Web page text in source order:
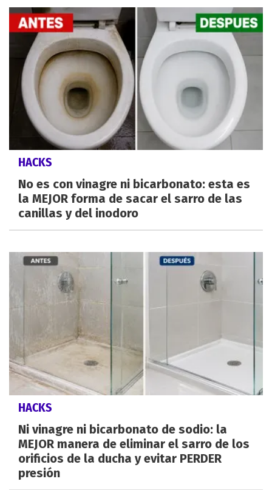
HACKS
No es con vinagre ni bicarbonato: esta es
la MEJOR forma de sacar el sarro de las
canillas y del inodoro
HACKS
Ni vinagre ni bicarbonato de sodio: la
MEJOR manera de eliminar el sarro de los
orificios de la ducha y evitar PERDER
presión